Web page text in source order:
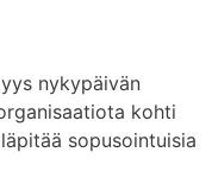
nykypäivän
kohti
sopusointuisia